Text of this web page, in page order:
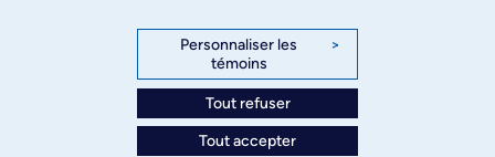
des relations publiques
3744, rue Jean-Brillant, bureau 490
Montréal (Québec) H3T 1P1
Personnaliser les
témoins
>
Tout refuser
Tout accepter